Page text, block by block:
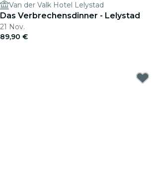
Van der Valk Hotel Lelystad
Das Verbrechensdinner - Lelystad
21 Nov.
89,90 €